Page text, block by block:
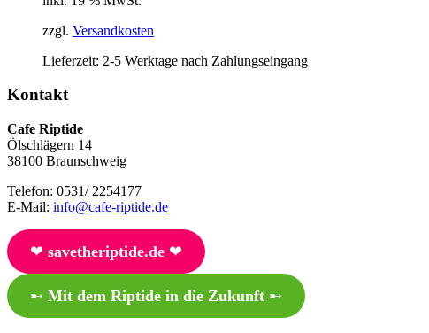
zzgl. Versandkosten
Lieferzeit: 2-5 Werktage nach Zahlungseingang
Kontakt
Cafe Riptide
Ölschlägern 14
38100 Braunschweig
Telefon: 0531/ 2254177
E-Mail: info@cafe-riptide.de
❤︎ savetheriptide.de❤︎
➸ Mit dem Riptide in die Zukunft➸